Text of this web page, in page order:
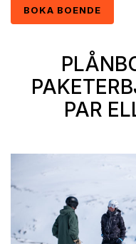
BOKA BOENDE
PAR